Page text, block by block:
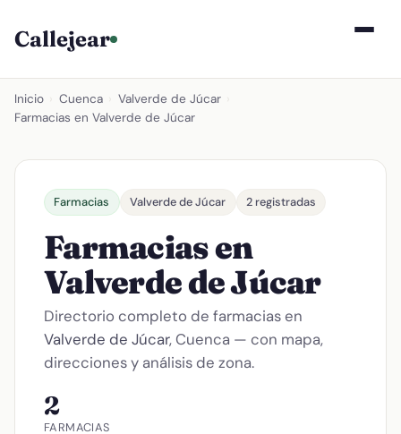
Callejear
Inicio Cuenca Valverde de Júcar
Farmacias en Valverde de Júcar
Farmacias Valverde de Júcar 2 registradas
Farmacias en
Valverde de Júcar
Directorio completo de farmacias en
Valverde de Júcar, Cuenca — con mapa,
direcciones y análisis de zona.
2
FARMACIAS